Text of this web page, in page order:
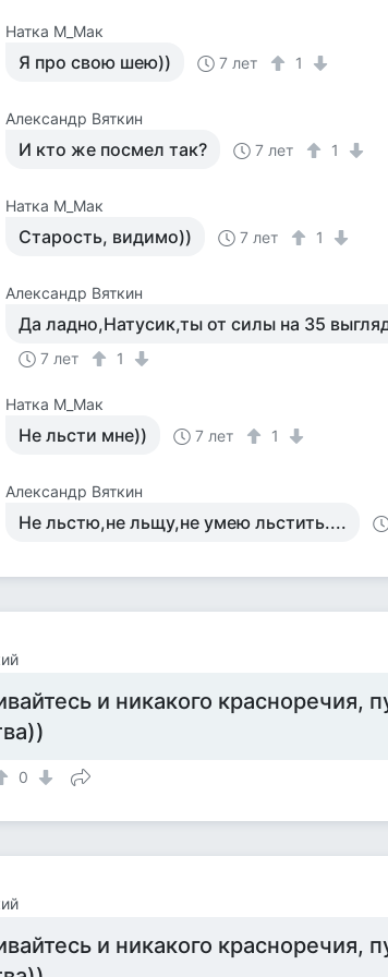
Натка М_Мак
Я про свою шею)) 7 лет 1
Александр Вяткин
И кто же посмел так? 7 лет 1
Натка М_Мак
Старость, видимо)) 7 лет 1
Александр Вяткин
Да ладно,Натусик,ты от силы на 35
7 лет 1
Натка М_Мак
Не льсти мне)) 7 лет 1
Александр Вяткин
Не льстю,не льщу,не умею льстить....
и никакого красноречия,
0
и никакого красноречия,